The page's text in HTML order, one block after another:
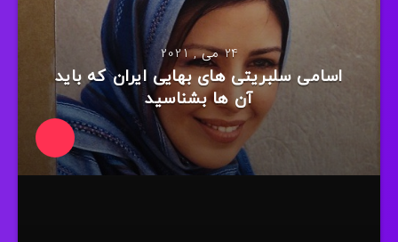
24 می , 2021
اسامی سلبریتی های بهایی ایران که باید
آن ها بشناسید